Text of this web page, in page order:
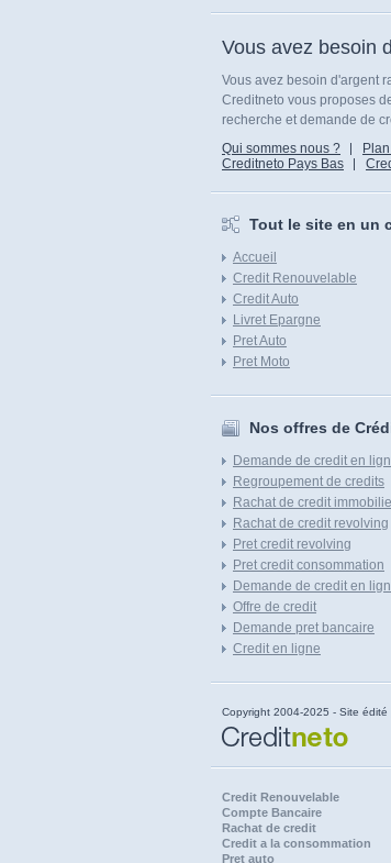
Vous avez besoin
Vous avez besoin d'argent
Creditneto vous proposes
recherche et demande de
Qui sommes nous ?
Creditneto Pays Bas
Tout le site en un
Accueil
Credit Renouvelable
Credit Auto
Livret Epargne
Pret Auto
Pret Moto
Nos offres de
Demande de credit en
Regroupement de credits
Rachat de credit
Rachat de credit revolving
Pret credit revolving
Pret credit consommation
Demande de credit en
Offre de credit
Demande pret bancaire
Credit en ligne
Copyright 2004-2025 - Site édité
Credit Renouvelable
Compte Bancaire
Rachat de credit
Credit a la consommation
Pret auto